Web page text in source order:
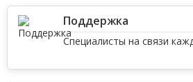
Поддержка
Специалисты на связи